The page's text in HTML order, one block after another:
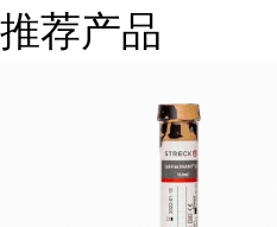
推荐产品